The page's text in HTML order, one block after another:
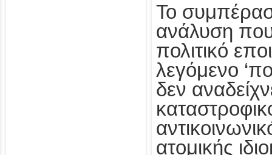
Το
ανάλυση που
πολιτικό
λεγόμενο
δεν
ατομικής